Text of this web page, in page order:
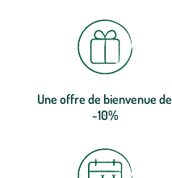
Une offre de bienvenue de
-10%